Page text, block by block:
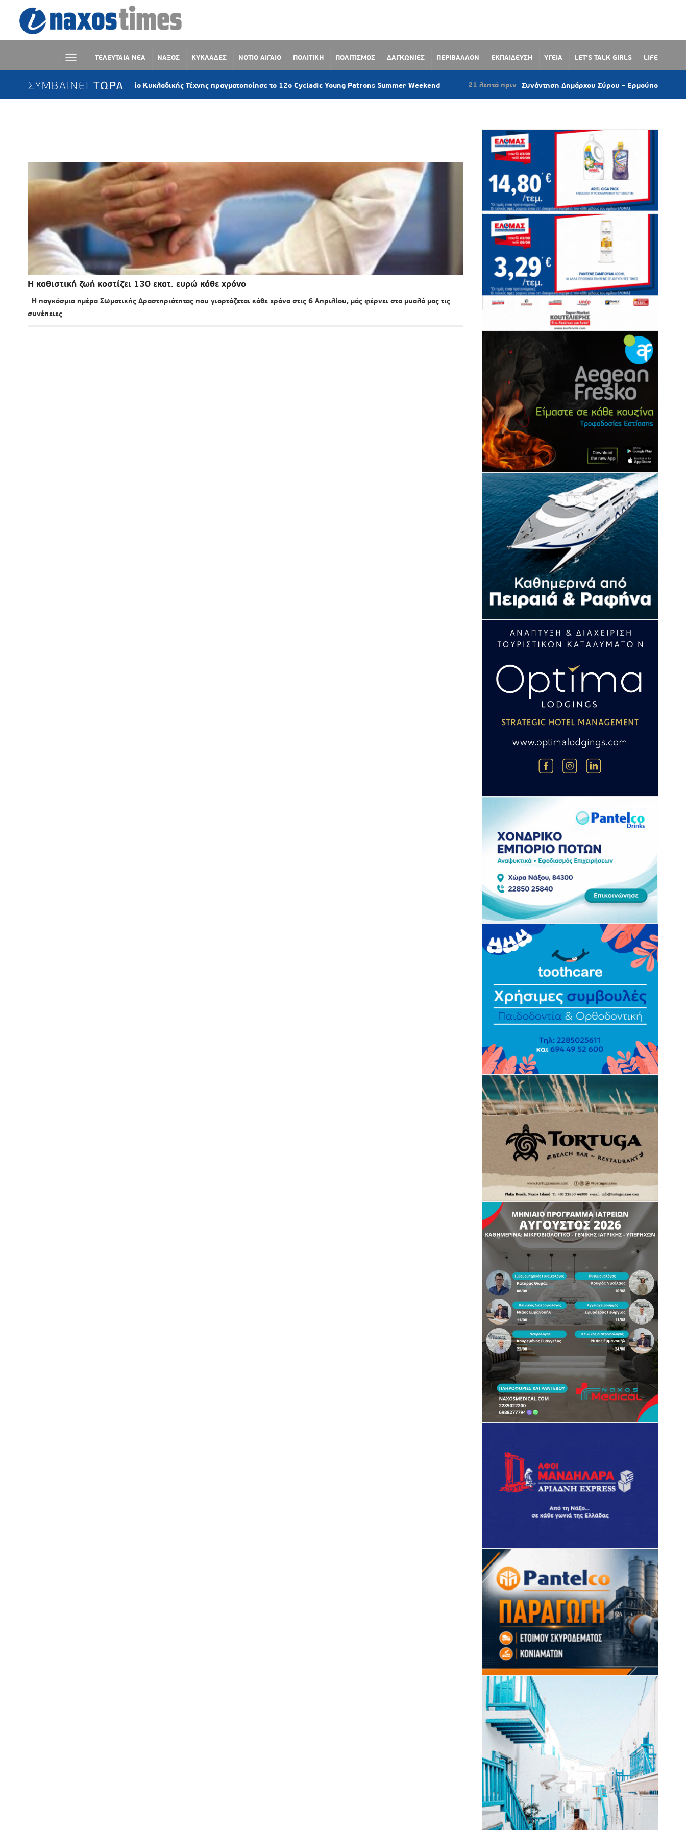
ΤΕΛΕΥΤΑΙΑ ΝΕΑ ΝΑΞΟΣ ΚΥΚΛΑΔΕΣ ΝΟΤΙΟ ΑΙΓΑΙΟ ΠΟΛΙΤΙΚΗ ΠΟΛΙΤΙΣΜΟΣ ΔΑΓΚΩΝΙΕΣ ΠΕΡΙΒΑΛΛΟΝ ΕΚΠΑΙΔΕΥΣΗ ΥΓΕΙΑ LET’S TALK GIRLS LIFE
ΣΥΜΒΑΙΝΕΙ ΤΩΡΑ
Κύθνος: Το Μουσείο Κυκλαδικής Τέχνης πραγματοποίησε το 12ο Cycladic Young Patrons Summer Weekend 21 λεπτά πριν Συνάντηση Δημάρχου Σύρου – Ερμούπολης με τον
Η καθιστική ζωή κοστίζει 130 εκατ. ευρώ κάθε χρόνο
Η παγκόσμια ημέρα Σωματικής Δραστηριότητας που γιορτάζεται κάθε χρόνο στις 6 Απριλίου, μάς φέρνει στο μυαλό μας τις
συνέπειες